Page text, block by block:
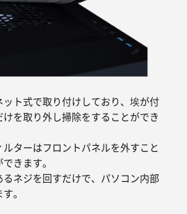
ト式で取り付けしており、埃が付
を取り外し掃除をすることができ
ターはフロントパネルを外すこと
きます。
ネジを回すだけで、パソコン内部
。